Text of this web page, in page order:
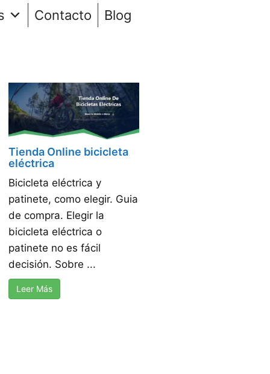
Contacto Blog
Tienda Online bicicleta
eléctrica
Bicicleta eléctrica y
patinete, como elegir. Guia
de compra. Elegir la
bicicleta eléctrica o
patinete no es fácil
decisión. Sobre ...
Leer Más